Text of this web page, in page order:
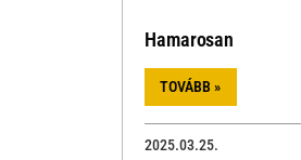
Hamarosan
TOVÁBB »
2025.03.25.